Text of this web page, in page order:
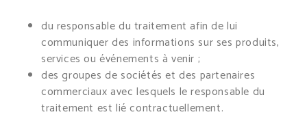
du responsable du traitement afin de lui
communiquer des informations sur ses produits,
services ou événements à venir ;
des groupes de sociétés et des partenaires
commerciaux avec lesquels le responsable du
traitement est lié contractuellement.